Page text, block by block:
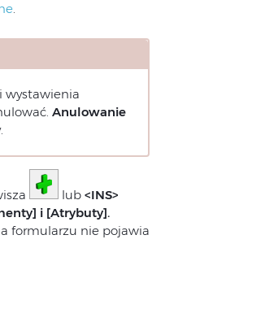
.
Anulowanie
lub <INS>
i [Atrybuty].
formularzu nie pojawia